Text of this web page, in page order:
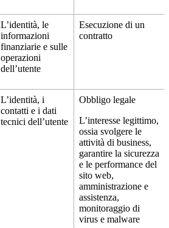
L’identità, le
informazioni
finanziarie e sulle
operazioni
dell’utente
Esecuzione di un
contratto
L’identità, i
contatti e i dati
tecnici dell’utente
Obbligo legale
L’interesse legittimo,
ossia svolgere le
attività di business,
garantire la sicurezza
e le performance del
sito web,
amministrazione e
assistenza,
monitoraggio di
virus e malware